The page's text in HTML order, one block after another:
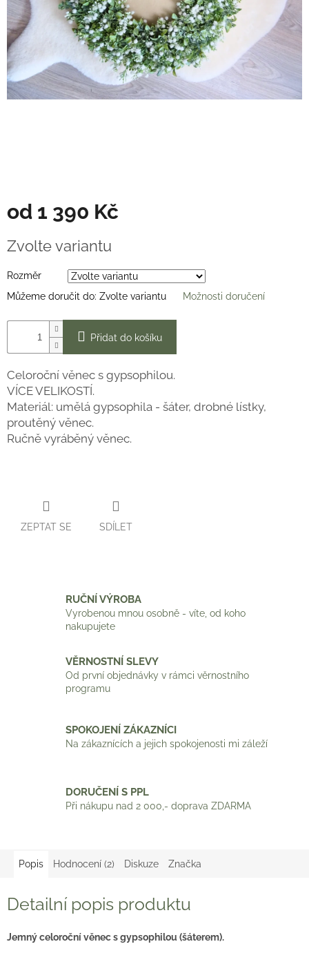
Věnce
na
stůl
Hodnocení
obchodu
Vše
mně
od 1 390 Kč
cena:
Zvolte variantu
Rozměr
Můžeme doručit do: Zvolte variantu Možnosti doručení
Přidat do košíku
Celoroční věnec s gypsophilou.
VÍCE VELIKOSTÍ.
Materiál: umělá gypsophila - šáter, drobné lístky,
proutěný věnec.
Ručně vyráběný věnec.
ZEPTAT SE SDÍLET
RUČNÍ VÝROBA
Vyrobenou mnou osobně - víte, od koho
nakupujete
VĚRNOSTNÍ SLEVY
Od první objednávky v rámci věrnostního
programu
SPOKOJENÍ ZÁKAZNÍCI
Na zákaznících a jejich spokojenosti mi záleží
DORUČENÍ S PPL
Při nákupu nad 2 000,- doprava ZDARMA
Popis Hodnocení (2) Diskuze Značka
Detailní popis produktu
Jemný celoroční věnec s gypsophilou (šáterem).